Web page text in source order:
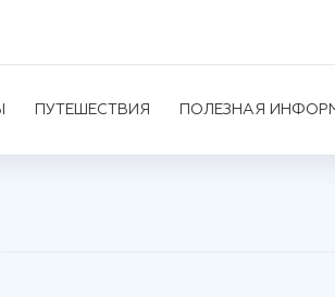
ПУТЕШЕСТВИЯ ПОЛЕЗНАЯ